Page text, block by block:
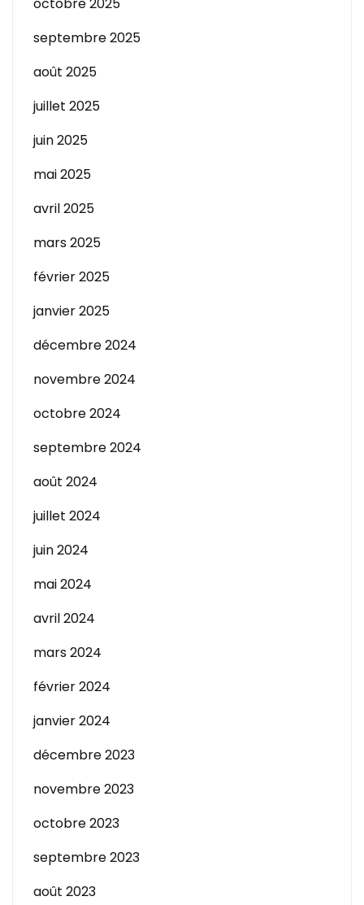
septembre 2025
août 2025
juillet 2025
juin 2025
mai 2025
avril 2025
mars 2025
février 2025
janvier 2025
décembre 2024
novembre 2024
octobre 2024
septembre 2024
août 2024
juillet 2024
juin 2024
mai 2024
avril 2024
mars 2024
février 2024
janvier 2024
décembre 2023
novembre 2023
octobre 2023
septembre 2023
août 2023